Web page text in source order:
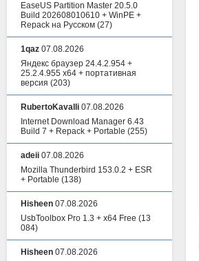
EaseUS Partition Master 20.5.0
Build 202608010610 + WinPE +
Repack на Русском (27)
1qaz 07.08.2026
Яндекс браузер 24.4.2.954 +
25.2.4.955 x64 + портативная
версия (203)
RubertoKavalli 07.08.2026
Internet Download Manager 6.43
Build 7 + Repack + Portable (255)
adeii 07.08.2026
Mozilla Thunderbird 153.0.2 + ESR
+ Portable (138)
Hisheen 07.08.2026
UsbToolbox Pro 1.3 + x64 Free (13
084)
Hisheen 07.08.2026